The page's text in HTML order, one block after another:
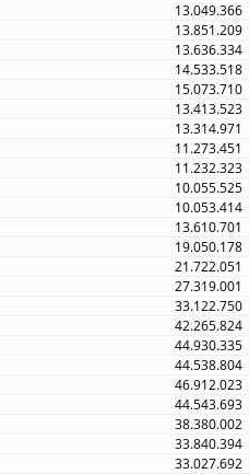
13.049.366
13.851.209
13.636.334
14.533.518
15.073.710
13.413.523
13.314.971
11.273.451
11.232.323
10.055.525
10.053.414
13.610.701
19.050.178
21.722.051
27.319.001
33.122.750
42.265.824
44.930.335
44.538.804
46.912.023
44.543.693
38.380.002
33.840.394
33.027.692